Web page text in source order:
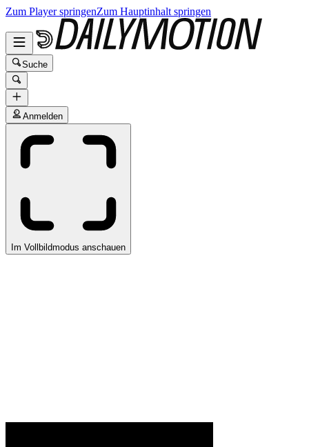
Zum Player springenZum Hauptinhalt springen
Suche
Anmelden
Im Vollbildmodus anschauen